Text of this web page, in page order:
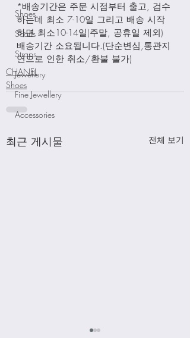
Shoes
Scarfs
Straps
Jewellery
Fine Jewellery
Accessories
*배송기간은 주문 시점부터 출고, 검수
하는데 최소 7-10일 그리고 배송 시작
하면 최소10-14일(주말, 공휴일 제외)
배송기간 소요됩니다.(단순변심,통관지
연으로 인한 취소/환불 불가)
CHANEL
Shoes
최근 게시물 전체 보기